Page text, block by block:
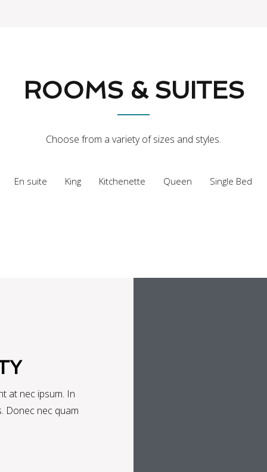
ROOMS & SUITES
Choose from a variety of sizes and styles.
En suite King Kitchenette Queen Single Bed
at nec ipsum. In
Donec nec quam